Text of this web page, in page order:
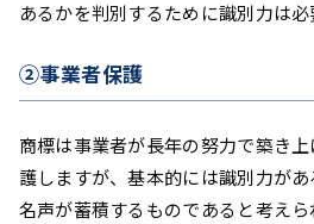
あるかを判別するために識別力は必
②事業者保護
商標は事業者が長年の努力で築き
護しますが、基本的には識別力が
名声が蓄積するものであると考え